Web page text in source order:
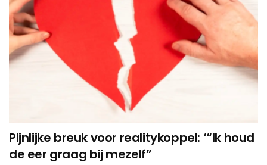
Pijnlijke breuk voor realitykoppel: ‘“Ik houd
de eer graag bij mezelf”